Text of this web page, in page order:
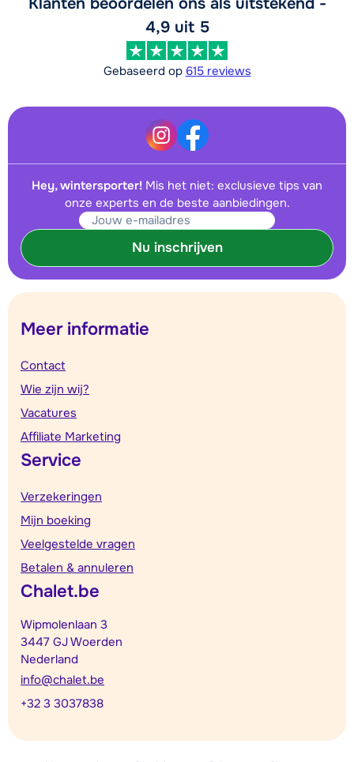
4,9 uit 5
Gebaseerd op 615 reviews
Hey, wintersporter! Mis het niet: exclusieve tips van
onze experts en de beste aanbiedingen.
Nu inschrijven
Meer informatie
Contact
Wie zijn wij?
Vacatures
Affiliate Marketing
Service
Verzekeringen
Mijn boeking
Veelgestelde vragen
Betalen & annuleren
Chalet.be
Wipmolenlaan 3
3447 GJ Woerden
Nederland
info@chalet.be
+32 3 3037838